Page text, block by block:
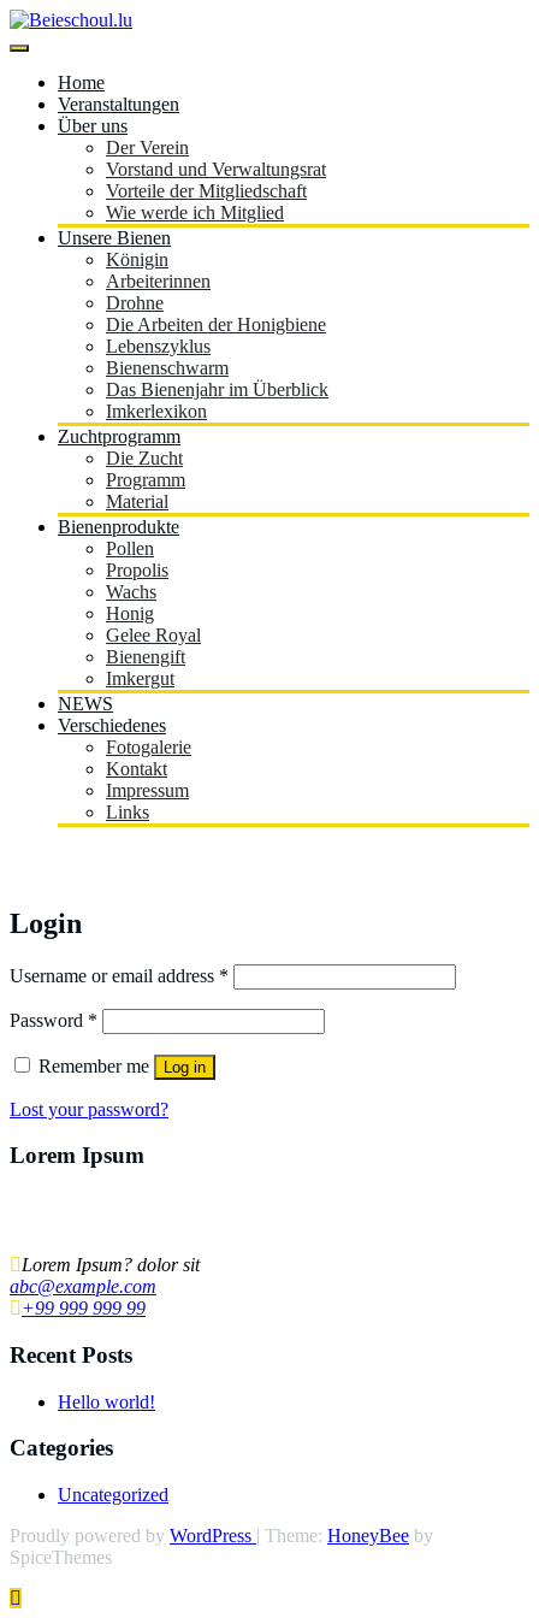
Skip
to
Beieschoul.lu
Home
Veranstaltungen
Über uns
Der Verein
Vorstand und Verwaltungsrat
Vorteile der Mitgliedschaft
Wie werde ich Mitglied
Unsere Bienen
Königin
Arbeiterinnen
Drohne
Die Arbeiten der Honigbiene
Lebenszyklus
Bienenschwarm
Das Bienenjahr im Überblick
Imkerlexikon
Zuchtprogramm
Die Zucht
Programm
Material
Bienenprodukte
Pollen
Propolis
Wachs
Honig
Gelee Royal
Bienengift
Imkergut
NEWS
Verschiedenes
Fotogalerie
Kontakt
Impressum
Links
Login
Username or email address *
Password *
Remember me Log in
Lost your password?
Lorem Ipsum
Lorem Ipsum? dolor sit
abc@example.com
+99 999 999 99
Recent Posts
Hello world!
Categories
Uncategorized
Proudly powered by WordPress | Theme: HoneyBee by
SpiceThemes